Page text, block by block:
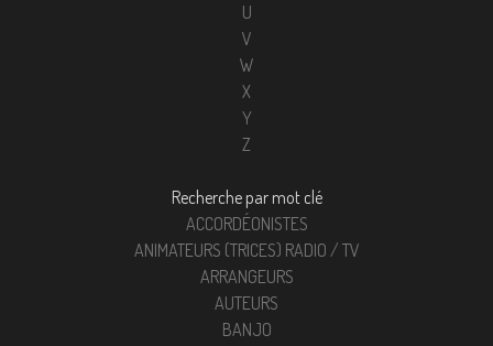
U
V
W
X
Y
Z
Recherche par mot clé
ACCORDÉONISTES
ANIMATEURS (TRICES) RADIO / TV
ARRANGEURS
AUTEURS
BANJO